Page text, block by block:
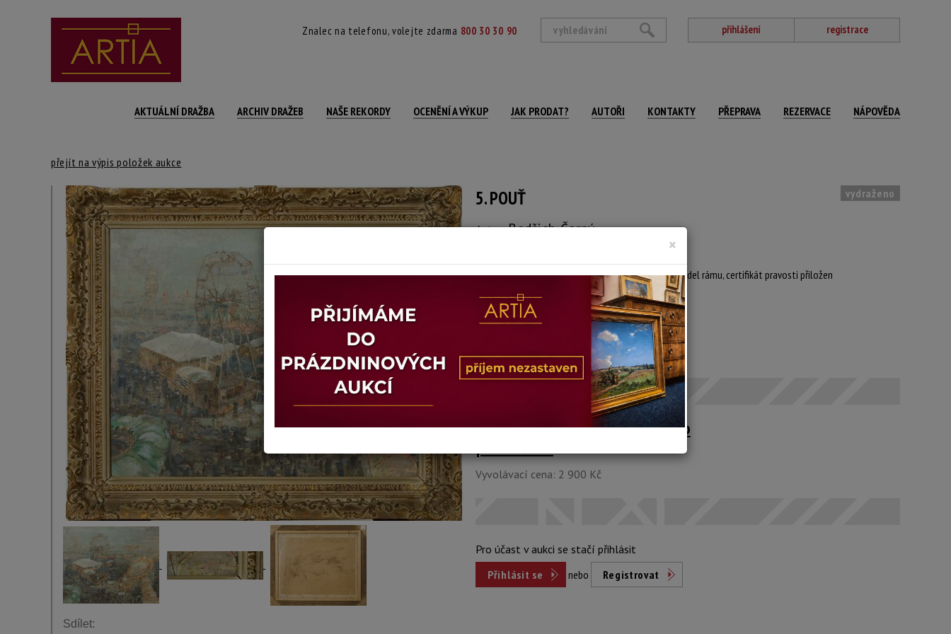
Znalec na telefonu, volejte zdarma 800 30 30 90 přihlášení registrace
AKTUÁLNÍ DRAŽBA ARCHIV DRAŽEB NAŠE REKORDY OCENĚNÍ A VÝKUP JAK PRODAT? AUTOŘI KONTAKTY PŘEPRAVA REZERVACE NÁPOVĚDA
přejít na výpis položek aukce
5. POUŤ
Autor:Bedřich Černý
vydraženo
signováno a datováno vpravo dole, rámováno v blondel rámu, certifikát pravosti přiložen
Technika: olej na kartonu
Šířka: 80 cm, výška: 66 cm, rámování: 78 x 92
Stav: dobrý
Konec dražby:06.11.2018 18:09 SEČ
Dosažená cena:Dostupné po
Vyvolávací cena: 2 900 Kč
Pro účast v aukci se stačí přihlásit
Přihlásit se
nebo Registrovat
Sdílet:
×